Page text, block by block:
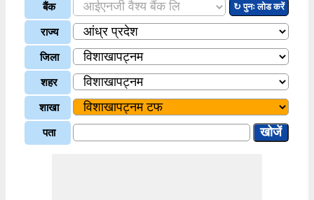
बैंक ↻ पुनः लोड करें
राज्य
जिला
शहर
शाखा
पता